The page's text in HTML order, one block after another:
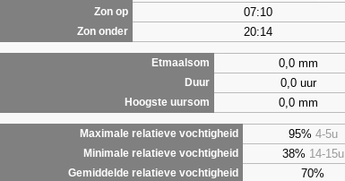
Zon op 07:10
Zon onder 20:14
Etmaalsom
0,0 mm
Duur 0,0 uur
Hoogste uursom 0,0 mm
Maximale relatieve vochtigheid
95% 4-5u
Minimale relatieve vochtigheid 38% 14-15u
Gemiddelde relatieve vochtigheid 70%